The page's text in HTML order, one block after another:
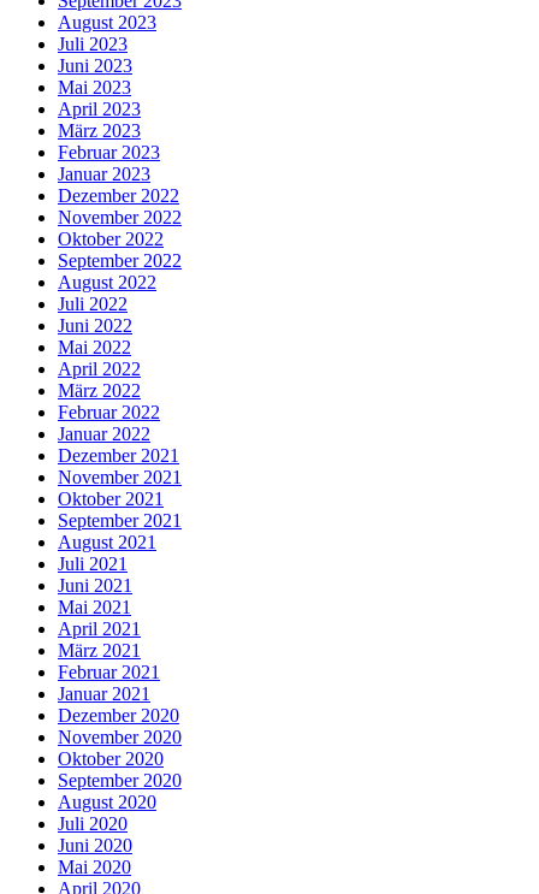
August 2023
Juli 2023
Juni 2023
Mai 2023
April 2023
März 2023
Februar 2023
Januar 2023
Dezember 2022
November 2022
Oktober 2022
September 2022
August 2022
Juli 2022
Juni 2022
Mai 2022
April 2022
März 2022
Februar 2022
Januar 2022
Dezember 2021
November 2021
Oktober 2021
September 2021
August 2021
Juli 2021
Juni 2021
Mai 2021
April 2021
März 2021
Februar 2021
Januar 2021
Dezember 2020
November 2020
Oktober 2020
September 2020
August 2020
Juli 2020
Juni 2020
Mai 2020
April 2020